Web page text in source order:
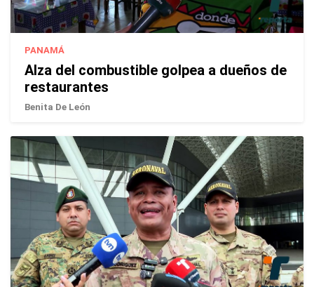
PANAMÁ
Alza del combustible golpea a dueños de
restaurantes
Benita De León